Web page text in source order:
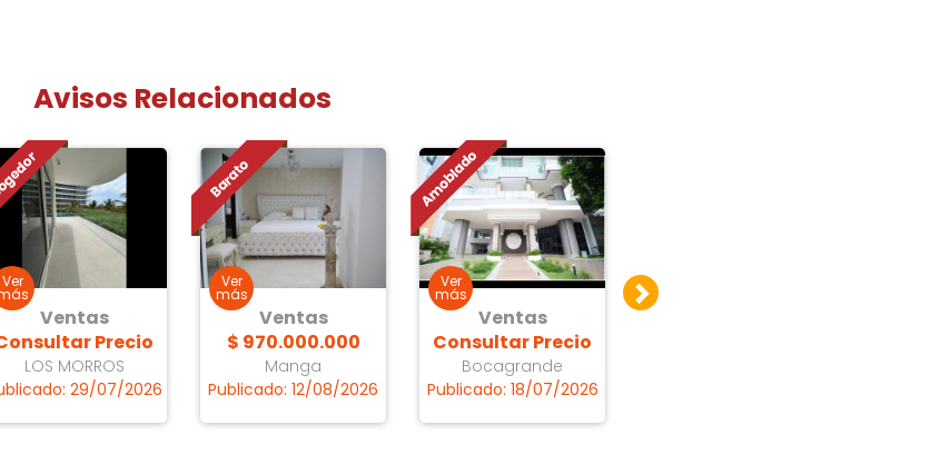
Avisos Relacionados
Ventas
Precio
LOS MORROS
29/07/2026
Ventas
$ 970.000.000
Manga
Publicado: 12/08/2026
Ventas
Consultar Precio
Bocagrande
Publicado: 18/07/2026